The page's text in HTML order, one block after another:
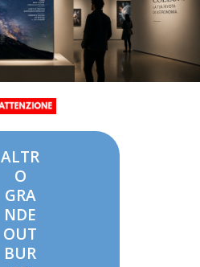
ALTR
O
GRA
NDE
OUT
BUR